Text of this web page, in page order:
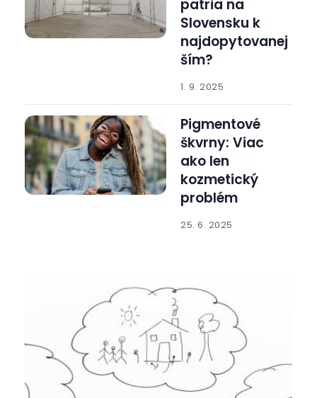
patria na
Slovensku k
najdopytovanej
ším?
1. 9. 2025
Pigmentové
škvrny: Viac
ako len
kozmetický
problém
25. 6. 2025